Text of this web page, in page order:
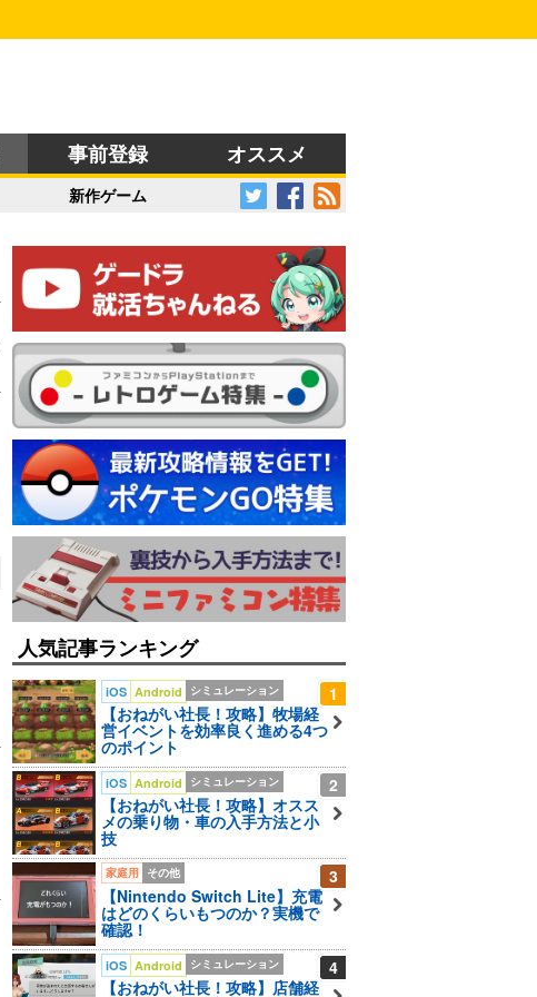
事前登録 オススメ
新作ゲーム
人気記事ランキング
1
iOS Android シミュレーション
【おねがい社長！攻略】牧場経
営イベントを効率良く進める4つ
のポイント
2
iOS Android シミュレーション
【おねがい社長！攻略】オスス
メの乗り物・車の入手方法と小
技
3
家庭用 その他
【Nintendo Switch Lite】充電
はどのくらいもつのか？実機で
確認！
4
iOS Android シミュレーション
【おねがい社長！攻略】店舗経